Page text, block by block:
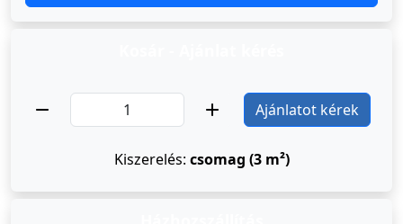
Ajánlatot kérek
Kiszerelés: csomag (3 m²)